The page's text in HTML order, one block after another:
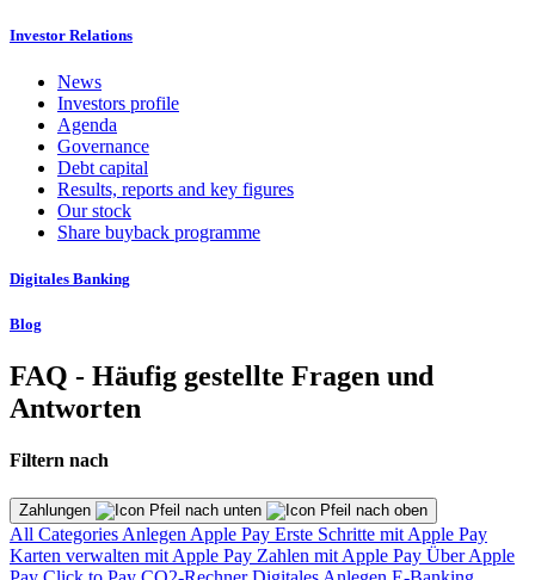
Investor Relations
News
Investors profile
Agenda
Governance
Debt capital
Results, reports and key figures
Our stock
Share buyback programme
Digitales Banking
Blog
FAQ - Häufig gestellte Fragen und
Antworten
Filtern nach
Zahlungen
All Categories Anlegen Apple Pay Erste Schritte mit Apple Pay
Karten verwalten mit Apple Pay Zahlen mit Apple Pay Über Apple